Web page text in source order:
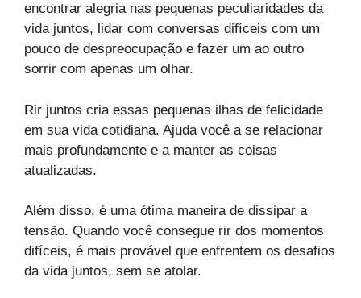
encontrar alegria nas pequenas peculiaridades da
vida juntos, lidar com conversas difíceis com um
pouco de despreocupação e fazer um ao outro
sorrir com apenas um olhar.
Rir juntos cria essas pequenas ilhas de felicidade
em sua vida cotidiana. Ajuda você a se relacionar
mais profundamente e a manter as coisas
atualizadas.
Além disso, é uma ótima maneira de dissipar a
tensão. Quando você consegue rir dos momentos
difíceis, é mais provável que enfrentem os desafios
da vida juntos, sem se atolar.